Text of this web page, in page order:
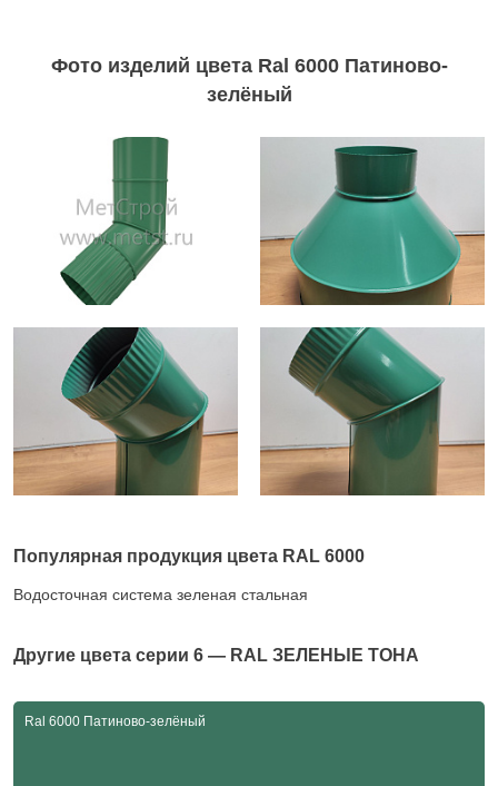
Фото изделий цвета Ral 6000 Патиново-
зелёный
Популярная продукция цвета RAL 6000
Водосточная система зеленая стальная
Другие цвета серии 6 — RAL ЗЕЛЕНЫЕ ТОНА
Ral 6000 Патиново-зелёный